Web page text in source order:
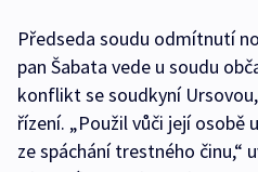
Předseda soudu odmítnutí
pan Šabata vede u soudu
konflikt se soudkyní
řízení. „Použil vůči její osobě
ze spáchání trestného činu,“